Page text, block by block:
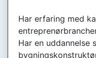
Har erfaring med
Har en uddannelse